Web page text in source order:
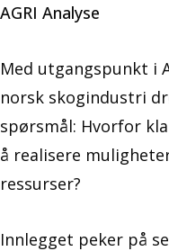
AGRI Analyse
Med utgangspunkt i
norsk skogindustri
spørsmål: Hvorfor
å realisere
ressurser?
Innlegget peker på